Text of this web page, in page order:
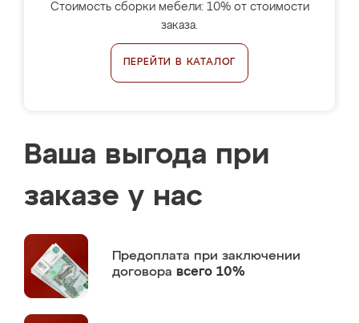
Стоимость сборки мебели: 10% от стоимости
заказа.
ПЕРЕЙТИ В КАТАЛОГ
Ваша выгода при
заказе у нас
Предоплата при заключении
договора всего 10%